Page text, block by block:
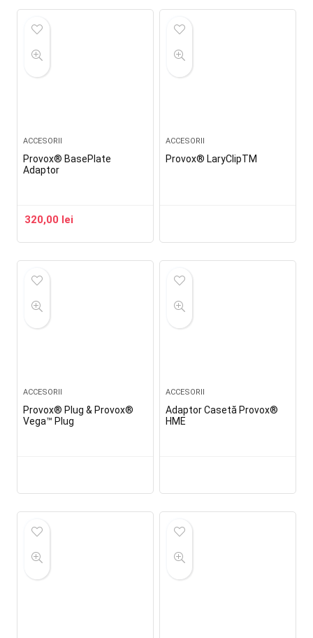
ACCESORII
Provox® BasePlate
Adaptor
320,00 lei
ACCESORII
Provox® LaryClipTM
ACCESORII
Provox® Plug & Provox®
Vega™ Plug
ACCESORII
Adaptor Casetă Provox®
HME